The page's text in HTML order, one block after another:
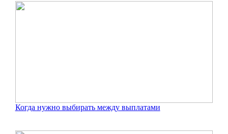
Когда нужно выбирать между выплатами